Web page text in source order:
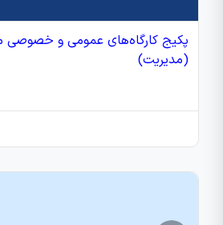
پکیج کارگاه‌های عمومی و خصوصی
(مدیریت)